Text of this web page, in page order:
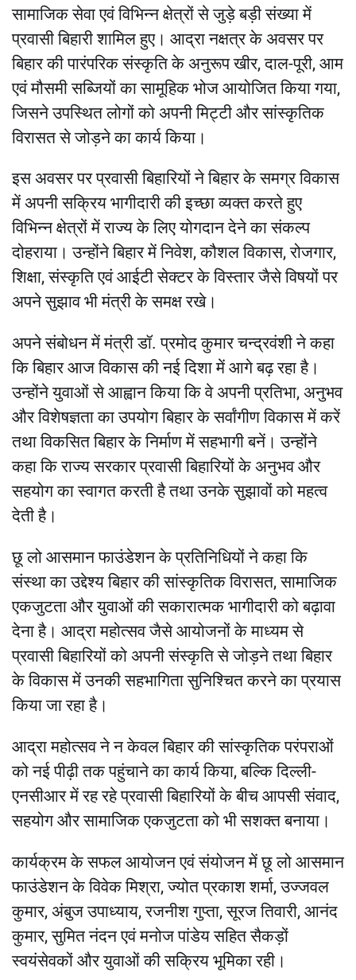
सामाजिक सेवा एवं विभिन्न क्षेत्रों से जुड़े बड़ी संख्या में
प्रवासी बिहारी शामिल हुए। आद्रा नक्षत्र के अवसर पर
बिहार की पारंपरिक संस्कृति के अनुरूप खीर, दाल-पूरी, आम
एवं मौसमी सब्जियों का सामूहिक भोज आयोजित किया गया,
जिसने उपस्थित लोगों को अपनी मिट्टी और सांस्कृतिक
विरासत से जोड़ने का कार्य किया।
इस अवसर पर प्रवासी बिहारियों ने बिहार के समग्र विकास
में अपनी सक्रिय भागीदारी की इच्छा व्यक्त करते हुए
विभिन्न क्षेत्रों में राज्य के लिए योगदान देने का संकल्प
दोहराया। उन्होंने बिहार में निवेश, कौशल विकास, रोजगार,
शिक्षा, संस्कृति एवं आईटी सेक्टर के विस्तार जैसे विषयों पर
अपने सुझाव भी मंत्री के समक्ष रखे।
अपने संबोधन में मंत्री डॉ. प्रमोद कुमार चन्द्रवंशी ने कहा
कि बिहार आज विकास की नई दिशा में आगे बढ़ रहा है।
उन्होंने युवाओं से आह्वान किया कि वे अपनी प्रतिभा, अनुभव
और विशेषज्ञता का उपयोग बिहार के सर्वांगीण विकास में करें
तथा विकसित बिहार के निर्माण में सहभागी बनें। उन्होंने
कहा कि राज्य सरकार प्रवासी बिहारियों के अनुभव और
सहयोग का स्वागत करती है तथा उनके सुझावों को महत्व
देती है।
छू लो आसमान फाउंडेशन के प्रतिनिधियों ने कहा कि
संस्था का उद्देश्य बिहार की सांस्कृतिक विरासत, सामाजिक
एकजुटता और युवाओं की सकारात्मक भागीदारी को बढ़ावा
देना है। आद्रा महोत्सव जैसे आयोजनों के माध्यम से
प्रवासी बिहारियों को अपनी संस्कृति से जोड़ने तथा बिहार
के विकास में उनकी सहभागिता सुनिश्चित करने का प्रयास
किया जा रहा है।
आद्रा महोत्सव ने न केवल बिहार की सांस्कृतिक परंपराओं
को नई पीढ़ी तक पहुंचाने का कार्य किया, बल्कि दिल्ली-
एनसीआर में रह रहे प्रवासी बिहारियों के बीच आपसी संवाद,
सहयोग और सामाजिक एकजुटता को भी सशक्त बनाया।
कार्यक्रम के सफल आयोजन एवं संयोजन में छू लो आसमान
फाउंडेशन के विवेक मिश्रा, ज्योत प्रकाश शर्मा, उज्जवल
कुमार, अंबुज उपाध्याय, रजनीश गुप्ता, सूरज तिवारी, आनंद
कुमार, सुमित नंदन एवं मनोज पांडेय सहित सैकड़ों
स्वयंसेवकों और युवाओं की सक्रिय भूमिका रही।